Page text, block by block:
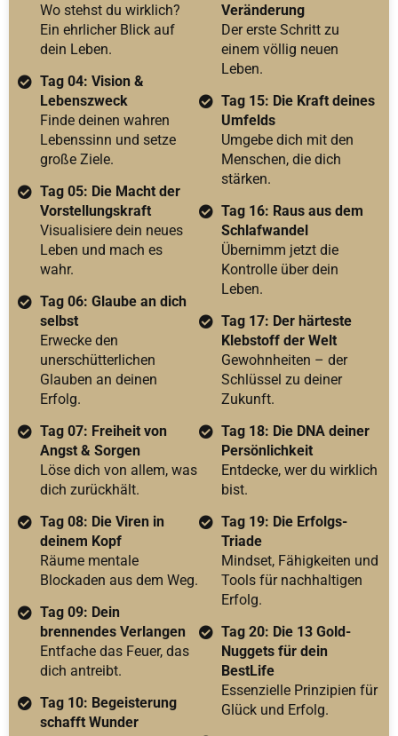
Wo stehst du wirklich?
Ein ehrlicher Blick auf
dein Leben.
Tag 04: Vision &
Lebenszweck
Finde deinen wahren
Lebenssinn und setze
große Ziele.
Tag 05: Die Macht der
Vorstellungskraft
Visualisiere dein neues
Leben und mach es
wahr.
Tag 06: Glaube an dich
selbst
Erwecke den
unerschütterlichen
Glauben an deinen
Erfolg.
Tag 07: Freiheit von
Angst & Sorgen
Löse dich von allem, was
dich zurückhält.
Tag 08: Die Viren in
deinem Kopf
Räume mentale
Blockaden aus dem Weg.
Tag 09: Dein
brennendes Verlangen
Entfache das Feuer, das
dich antreibt.
Tag 10: Begeisterung
schafft Wunder
Veränderung
Der erste Schritt zu
einem völlig neuen
Leben.
Tag 15: Die Kraft deines
Umfelds
Umgebe dich mit den
Menschen, die dich
stärken.
Tag 16: Raus aus dem
Schlafwandel
Übernimm jetzt die
Kontrolle über dein
Leben.
Tag 17: Der härteste
Klebstoff der Welt
Gewohnheiten – der
Schlüssel zu deiner
Zukunft.
Tag 18: Die DNA deiner
Persönlichkeit
Entdecke, wer du wirklich
bist.
Tag 19: Die Erfolgs-
Triade
Mindset, Fähigkeiten und
Tools für nachhaltigen
Erfolg.
Tag 20: Die 13 Gold-
Nuggets für dein
BestLife
Essenzielle Prinzipien für
Glück und Erfolg.